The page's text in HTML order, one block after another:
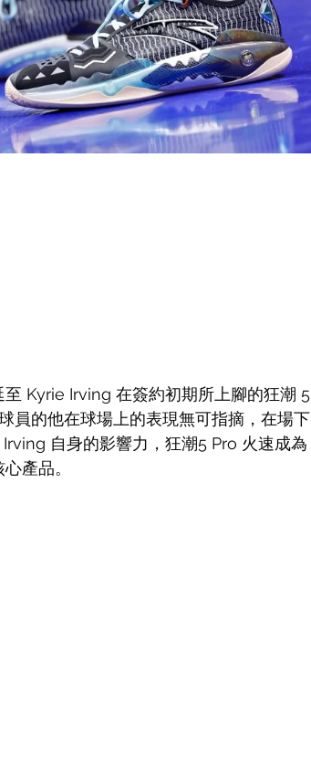
Kyrie Irving 在簽約初期所上腳的狂潮 5
員的他在球場上的表現無可指摘，在場下
自身的影響力，狂潮5 Pro 火速成為
產品。